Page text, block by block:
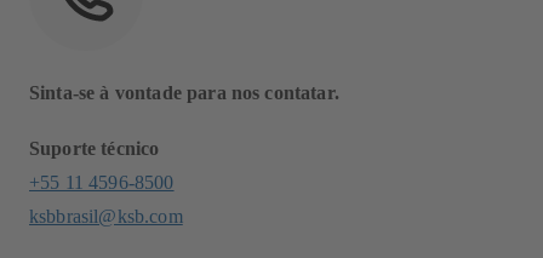
Sinta-se à vontade para nos contatar.
Suporte técnico
+55 11 4596-8500
ksbbrasil@ksb.com